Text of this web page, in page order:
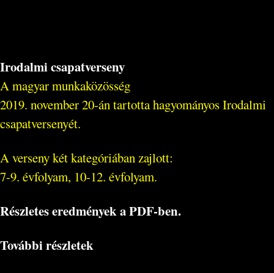
Irodalmi csapatverseny
A magyar munkaközösség
2019. november 20-án tartotta hagyományos Irodalmi
csapatversenyét.
A verseny két kategóriában zajlott:
7-9. évfolyam, 10-12. évfolyam.
Részletes eredmények a PDF-ben.
További részletek